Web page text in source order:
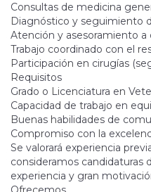
Consultas de medicina
Diagnóstico y seguimiento
Atención y asesoramiento a
Trabajo coordinado con el
Participación en cirugías
Requisitos
Grado o Licenciatura en
Capacidad de trabajo en
Buenas habilidades de
Compromiso con la
Se valorará experiencia
consideramos candidaturas
experiencia y gran